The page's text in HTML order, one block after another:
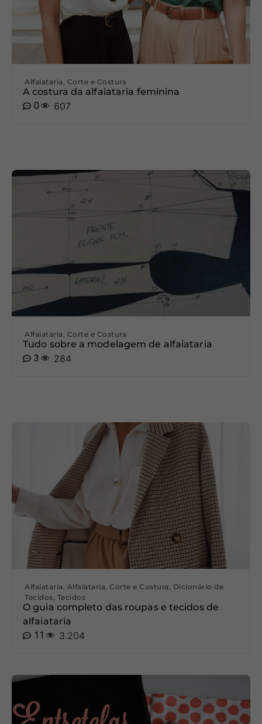
Alfaiataria , Corte e Costura
A costura da alfaiataria feminina
0
607
Alfaiataria , Corte e Costura
Tudo sobre a modelagem de alfaiataria
3
284
Alfaiataria , Alfaiataria, Corte e Costura , Dicionário de
Tecidos, Tecidos
O guia completo das roupas e tecidos de
alfaiataria
11
3.204